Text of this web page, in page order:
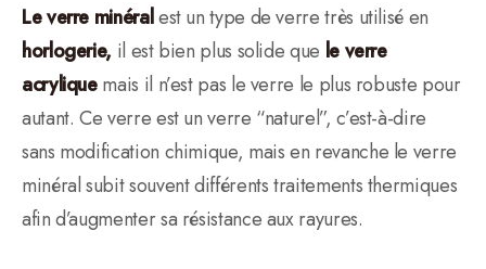
Le verre minéralest un type de verre très utilisé en
horlogerie, il est bien plus solide que le verre
acryliquemais il n’est pas le verre le plus robuste pour
autant. Ce verre est un verre “naturel”, c’est-à-dire
sans modification chimique, mais en revanche le verre
minéral subit souvent différents traitements thermiques
afin d’augmenter sa résistance aux rayures.